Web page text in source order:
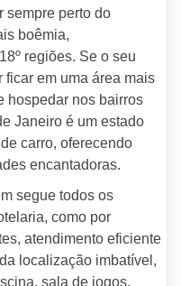
sempre perto do
boêmia,
regiões. Se o seu
ficar em uma área mais
hospedar nos bairros
Janeiro é um estado
carro, oferecendo
encantadoras.
segue todos os
como por
atendimento eficiente
localização imbatível,
sala de jogos,